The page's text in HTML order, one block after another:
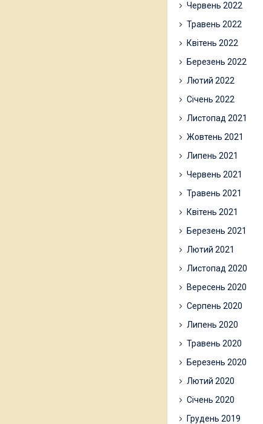
Червень 2022
Травень 2022
Квітень 2022
Березень 2022
Лютий 2022
Січень 2022
Листопад 2021
Жовтень 2021
Липень 2021
Червень 2021
Травень 2021
Квітень 2021
Березень 2021
Лютий 2021
Листопад 2020
Вересень 2020
Серпень 2020
Липень 2020
Травень 2020
Березень 2020
Лютий 2020
Січень 2020
Грудень 2019